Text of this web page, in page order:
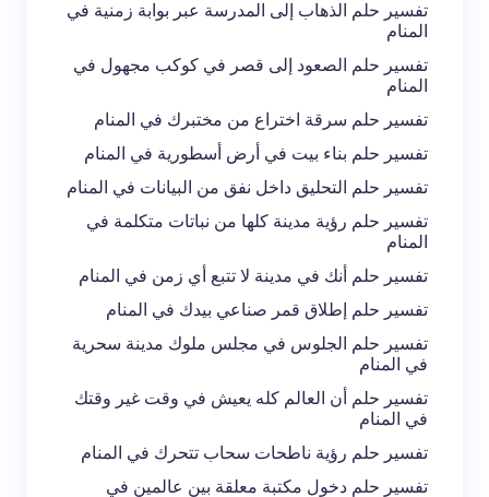
تفسير حلم الذهاب إلى المدرسة عبر بوابة زمنية في
المنام
تفسير حلم الصعود إلى قصر في كوكب مجهول في
المنام
تفسير حلم سرقة اختراع من مختبرك في المنام
تفسير حلم بناء بيت في أرض أسطورية في المنام
تفسير حلم التحليق داخل نفق من البيانات في المنام
تفسير حلم رؤية مدينة كلها من نباتات متكلمة في
المنام
تفسير حلم أنك في مدينة لا تتبع أي زمن في المنام
تفسير حلم إطلاق قمر صناعي بيدك في المنام
تفسير حلم الجلوس في مجلس ملوك مدينة سحرية
في المنام
تفسير حلم أن العالم كله يعيش في وقت غير وقتك
في المنام
تفسير حلم رؤية ناطحات سحاب تتحرك في المنام
تفسير حلم دخول مكتبة معلقة بين عالمين في